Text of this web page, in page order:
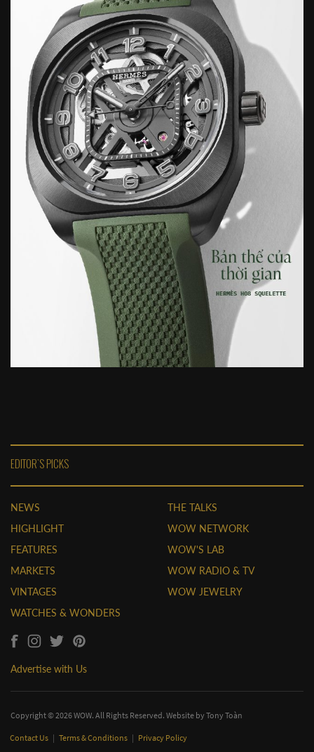
EDITOR'S PICKS
NEWS
HIGHLIGHT
FEATURES
MARKETS
VINTAGES
WATCHES & WONDERS
THE TALKS
WOW NETWORK
WOW'S LAB
WOW RADIO & TV
WOW JEWELRY
Advertise with Us
Copyright © 2026 WOW. All Rights Reserved. Website byTony Toàn
Contact Us | Terms & Conditions | Privacy Policy